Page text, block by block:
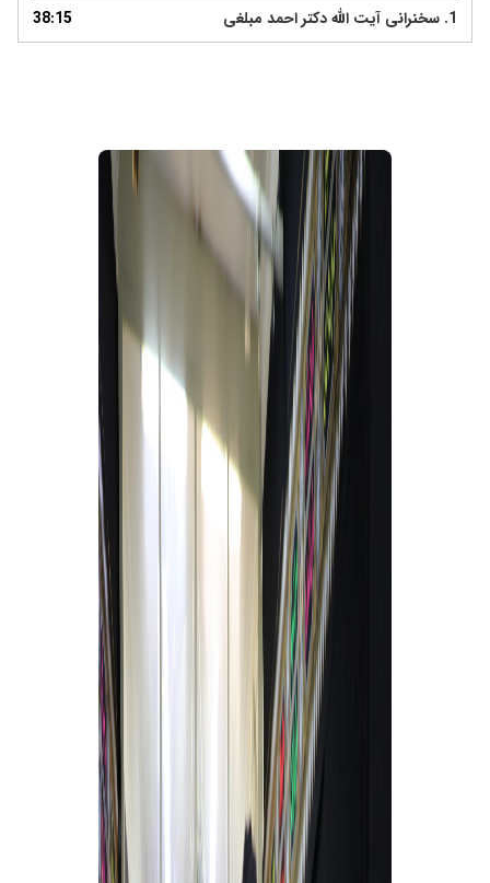
1. سخنرانی آیت الله دکتر احمد مبلغی 38:15